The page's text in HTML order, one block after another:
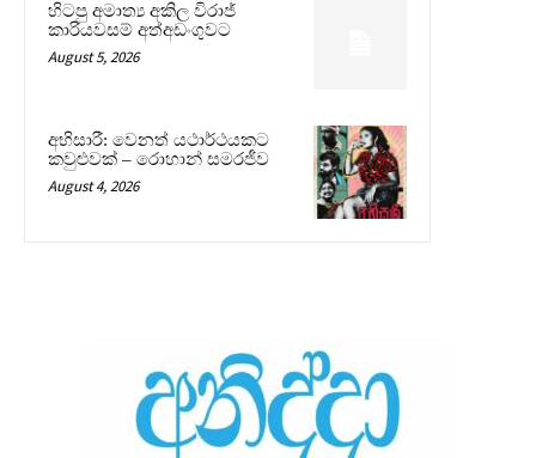
හිටපු අමාත්‍ය අකිල විරාජ්
කාරියවසම් අත්අඩංගුවට
August 5, 2026
අභිසාරී: වෙනත් යථාර්ථයකට
කවුළුවක් – රොහාන් සමරජීව
August 4, 2026